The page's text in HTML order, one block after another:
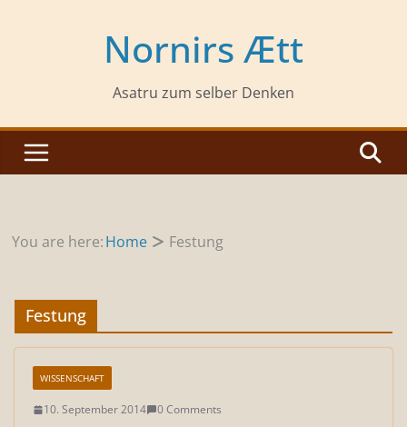
Nornirs Ætt
Asatru zum selber Denken
You are here:Home Festung
Festung
WISSENSCHAFT
10. September 2014 0 Comments